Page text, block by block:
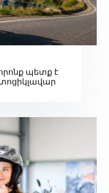
որոնք պետք է